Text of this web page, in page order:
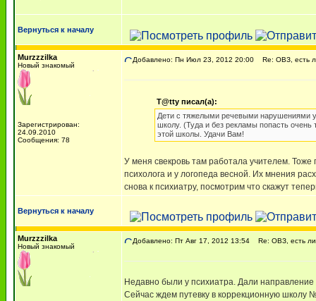
Вернуться к началу
Murzzzilka
Новый знакомый
Зарегистрирован:
24.09.2010
Сообщения: 78
Добавлено: Пн Июл 23, 2012 20:00 Re: ОВЗ, есть
T@tty писал(а):
Дети с тяжелыми речевыми нарушениями
школу. (Туда и без рекламы попасть очень
этой школы. Удачи Вам!
У меня свекровь там работала учителем.
психолога и у логопеда весной. Их мнения
снова к психиатру, посмотрим что скажут
Вернуться к началу
Murzzzilka
Новый знакомый
Добавлено: Пт Авг 17, 2012 13:54 Re: ОВЗ, есть ли
Недавно были у психиатра. Дали
Сейчас ждем путевку в коррекционную школу